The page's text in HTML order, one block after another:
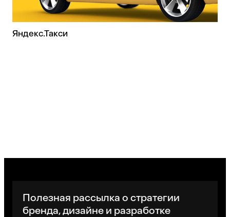
Яндекс.Такси
Полезная рассылка о стратегии
бренда, дизайне и разработке